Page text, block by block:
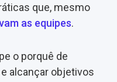
que, mesmo
as equipes.
o porquê de
alcançar objetivos